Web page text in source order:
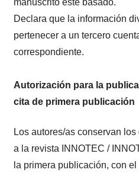
manuscrito esté basado.
Declara que la información
pertenecer a un tercero
correspondiente.
Autorización para la
cita de primera publicación
Los autores/as conservan
a la revista INNOTEC /
la primera publicación, con